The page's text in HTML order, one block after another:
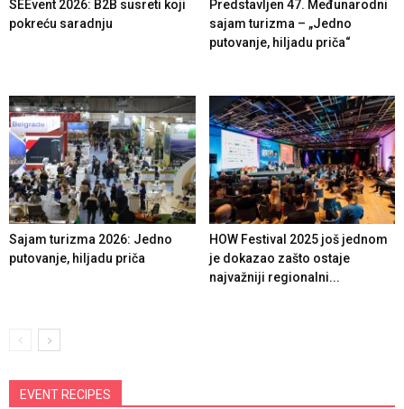
SEEvent 2026: B2B susreti koji
pokreću saradnju
Predstavljen 47. Međunarodni
sajam turizma – „Jedno
putovanje, hiljadu priča“
Sajam turizma 2026: Jedno
putovanje, hiljadu priča
HOW Festival 2025 još jednom
je dokazao zašto ostaje
najvažniji regionalni...
EVENT RECIPES